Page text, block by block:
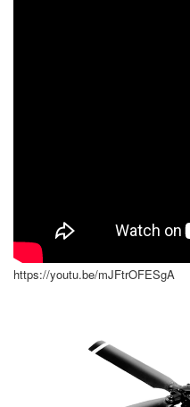
https://youtu.be/mJFtrOFESgA